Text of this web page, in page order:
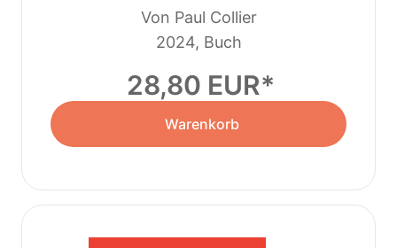
Von Paul Collier
2024, Buch
28,80 EUR
Warenkorb